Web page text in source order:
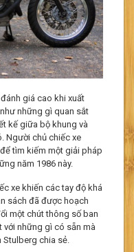
giá cao khi xuất
những gì quan sắt
kế giữa bộ khung và
Người chủ chiếc xe
để tìm kiếm một giải pháp
năm 1986 này.
xe khiến các tay độ khá
sách đã được hoạch
một chút thông số ban
với những gì có sẵn mà
Stulberg chia sẻ.